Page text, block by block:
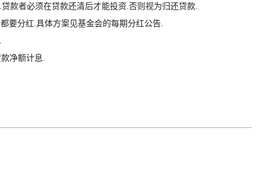
款者必须在贷款还清后才能投资.否则视为归还贷款.
要分红.具体方案见基金会的每期分红公告.
净额计息.